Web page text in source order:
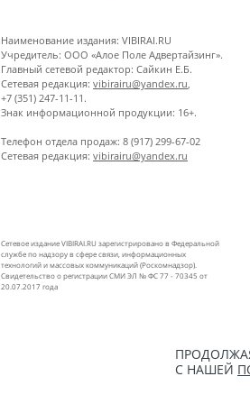
Наименование издания: VIBIRAI.RU
Учредитель: ООО «Алое Поле Адвертайзинг».
Главный сетевой редактор: Сайкин Е.Б.
Сетевая редакция: vibirairu@yandex.ru
+7 (351) 247-11-11.
Знак информационной продукции: 16+.
Телефон отдела продаж: 8 (917) 299-67-02
Сетевая редакция: vibirairu@yandex.ru
Сетевое издание VIBIRAI.RU зарегистрировано в Федеральной
службе по надзору в сфере связи, информационных
технологий и массовых коммуникаций (Роскомнадзор).
Свидетельство о регистрации СМИ ЭЛ № ФС 77 - 70345 от
20.07.2017 года
С НАШЕЙ